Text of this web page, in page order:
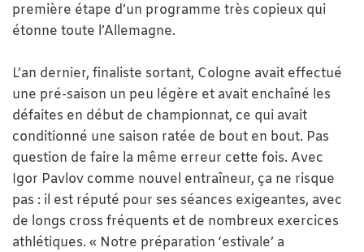
première étape d’un programme très copieux qui
étonne toute l’Allemagne.
L’an dernier, finaliste sortant, Cologne avait effectué
une pré-saison un peu légère et avait enchaîné les
défaites en début de championnat, ce qui avait
conditionné une saison ratée de bout en bout. Pas
question de faire la même erreur cette fois. Avec
Igor Pavlov comme nouvel entraîneur, ça ne risque
pas : il est réputé pour ses séances exigeantes, avec
de longs cross fréquents et de nombreux exercices
athlétiques. « Notre préparation ‘estivale’ a